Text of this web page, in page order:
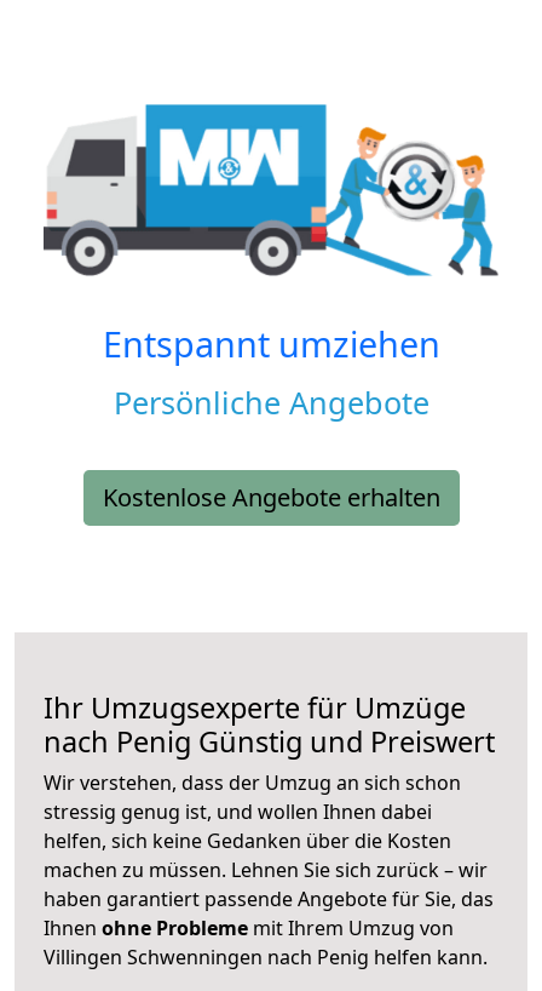
Entspannt umziehen
Persönliche Angebote
Kostenlose Angebote erhalten
Ihr Umzugsexperte für Umzüge
nach Penig Günstig und Preiswert
Wir verstehen, dass der Umzug an sich schon
stressig genug ist, und wollen Ihnen dabei
helfen, sich keine Gedanken über die Kosten
machen zu müssen. Lehnen Sie sich zurück – wir
haben garantiert passende Angebote für Sie, das
Ihnen ohne Probleme mit Ihrem Umzug von
Villingen Schwenningen nach Penig helfen kann.